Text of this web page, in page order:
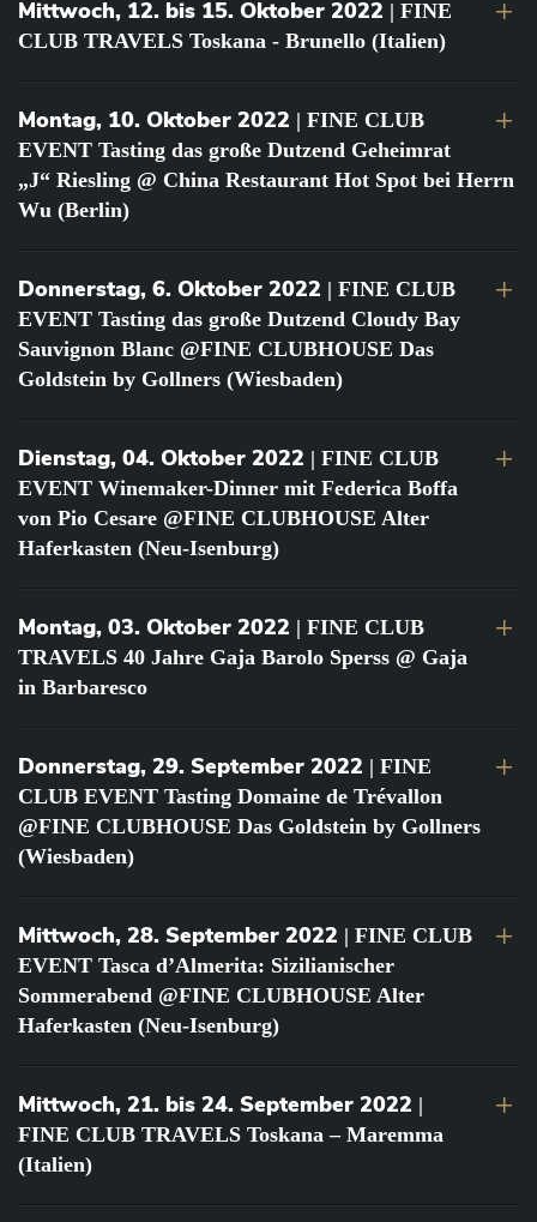
Mittwoch, 12. bis 15. Oktober 2022 | FINE
CLUB TRAVELS Toskana - Brunello (Italien)
Montag, 10. Oktober 2022 | FINE CLUB
EVENT Tasting das große Dutzend Geheimrat
„J“ Riesling @ China Restaurant Hot Spot bei Herrn
Wu (Berlin)
Donnerstag, 6. Oktober 2022 | FINE CLUB
EVENT Tasting das große Dutzend Cloudy Bay
Sauvignon Blanc @FINE CLUBHOUSE Das
Goldstein by Gollners (Wiesbaden)
Dienstag, 04. Oktober 2022 | FINE CLUB
EVENT Winemaker-Dinner mit Federica Boffa
von Pio Cesare @FINE CLUBHOUSE Alter
Haferkasten (Neu-Isenburg)
Montag, 03. Oktober 2022 | FINE CLUB
TRAVELS 40 Jahre Gaja Barolo Sperss @ Gaja
in Barbaresco
Donnerstag, 29. September 2022 | FINE
CLUB EVENT Tasting Domaine de Trévallon
@FINE CLUBHOUSE Das Goldstein by Gollners
(Wiesbaden)
Mittwoch, 28. September 2022 | FINE CLUB
EVENT Tasca d’Almerita: Sizilianischer
Sommerabend @FINE CLUBHOUSE Alter
Haferkasten (Neu-Isenburg)
Mittwoch, 21. bis 24. September 2022 |
FINE CLUB TRAVELS Toskana – Maremma
(Italien)